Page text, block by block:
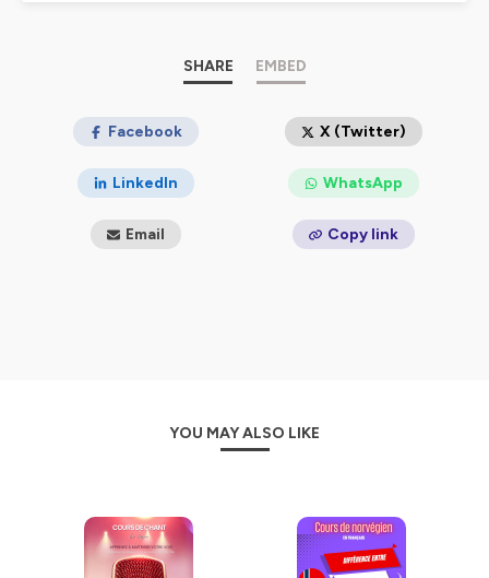
SHARE EMBED
Facebook X (Twitter)
LinkedIn WhatsApp
Email Copy link
YOU MAY ALSO LIKE